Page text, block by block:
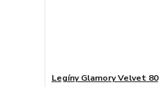
Legíny Glamory Velvet 80